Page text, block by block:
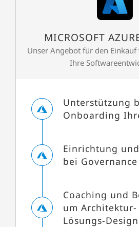
MICROSOFT
Unser Angebot für den
Ihre
Unterstützung
Onboarding
Einrichtung
bei
Coaching und
um
Lösungs-Design